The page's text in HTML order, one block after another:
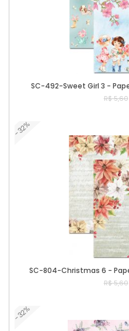
SC-492-Sweet Girl 3 -
R$ 5,60
-32%
SC-804-Christmas 6 -
R$ 5,60
-32%